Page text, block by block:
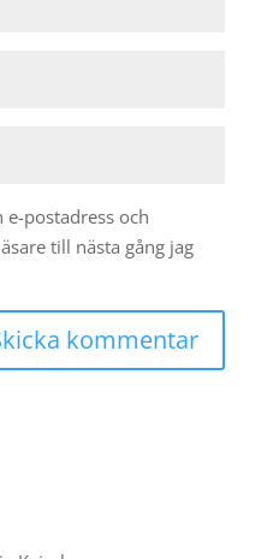
postadress och
till nästa gång jag